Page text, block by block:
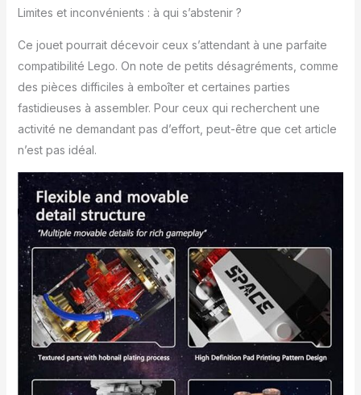
Limites et inconvénients : à qui s’abstenir ?
Ce jouet pourrait décevoir ceux s’attendant à une parfaite
compatibilité Lego. On note de petits désagréments, comme
des pièces difficiles à emboîter et certaines parties
fastidieuses à assembler. Pour ceux qui recherchent une
activité ne demandant pas d’effort, peut-être que cet article
n’est pas idéal.